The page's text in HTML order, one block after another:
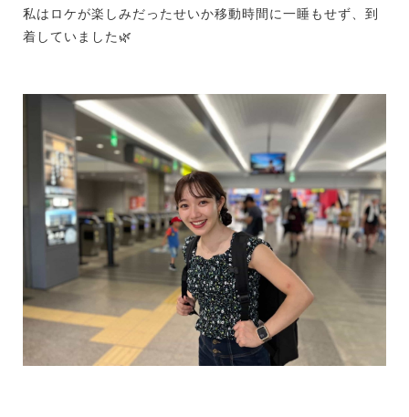
私はロケが楽しみだったせいか移動時間に一睡もせず、到
着していました🌿